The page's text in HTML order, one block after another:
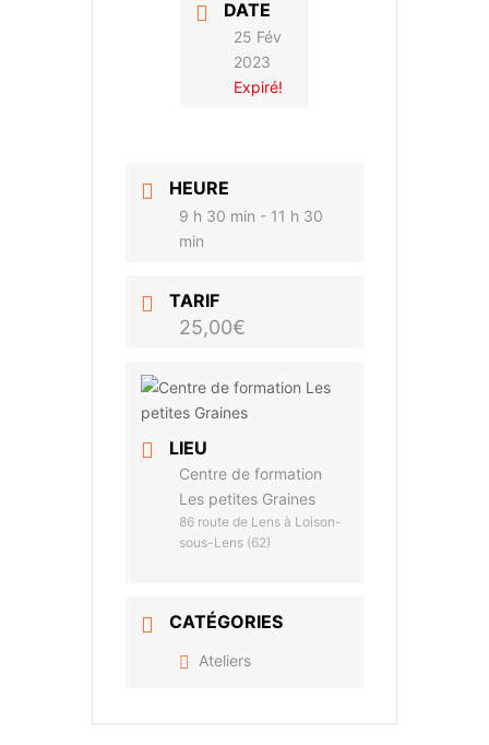
DATE
25 Fév
2023
Expiré!
HEURE
9 h 30 min - 11 h 30
min
TARIF
25,00€
LIEU
Centre de formation
Les petites Graines
86 route de Lens à Loison-
sous-Lens (62)
CATÉGORIES
Ateliers